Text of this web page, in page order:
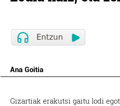
Ana Goitia
Gizartiak erakutsi gaitu lodi